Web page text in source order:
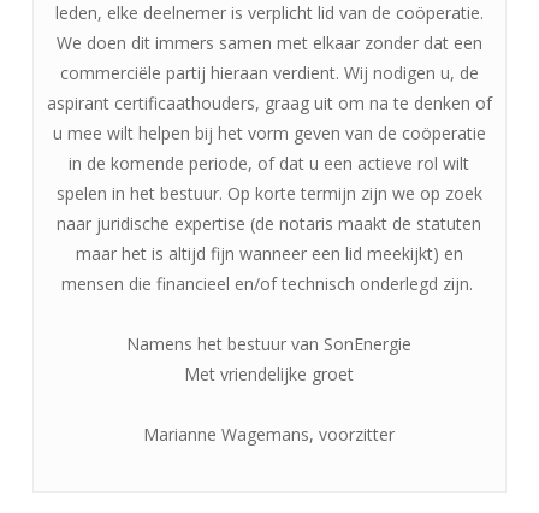
leden, elke deelnemer is verplicht lid van de coöperatie.
We doen dit immers samen met elkaar zonder dat een
commerciële partij hieraan verdient. Wij nodigen u, de
aspirant certificaathouders, graag uit om na te denken of
u mee wilt helpen bij het vorm geven van de coöperatie
in de komende periode, of dat u een actieve rol wilt
spelen in het bestuur. Op korte termijn zijn we op zoek
naar juridische expertise (de notaris maakt de statuten
maar het is altijd fijn wanneer een lid meekijkt) en
mensen die financieel en/of technisch onderlegd zijn.
Namens het bestuur van SonEnergie
Met vriendelijke groet
Marianne Wagemans, voorzitter